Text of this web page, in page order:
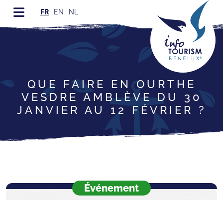
FR EN NL
QUE FAIRE EN OURTHE
VESDRE AMBLÈVE DU 30
JANVIER AU 12 FÉVRIER ?
Événement